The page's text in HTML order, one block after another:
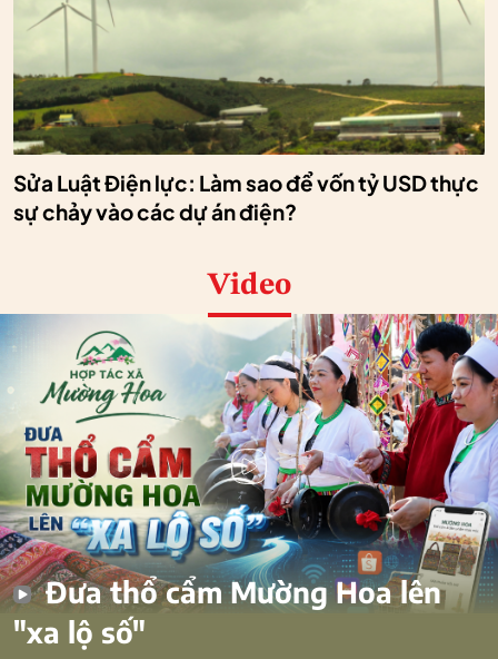
Sửa Luật Điện lực: Làm sao để vốn tỷ USD thực
sự chảy vào các dự án điện?
Video
Đưa thổ cẩm Mường Hoa lên
"xa lộ số"